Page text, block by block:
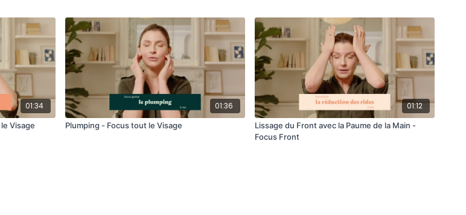
01:34
Visage
01:36
Plumping - Focus tout le Visage
01:12
Lissage du Front avec la Paume de la Main -
Focus Front